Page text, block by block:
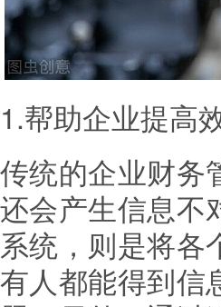
1.帮助企业提高
传统的企业财务
还会产生信息不
系统，则是将各
有人都能得到信